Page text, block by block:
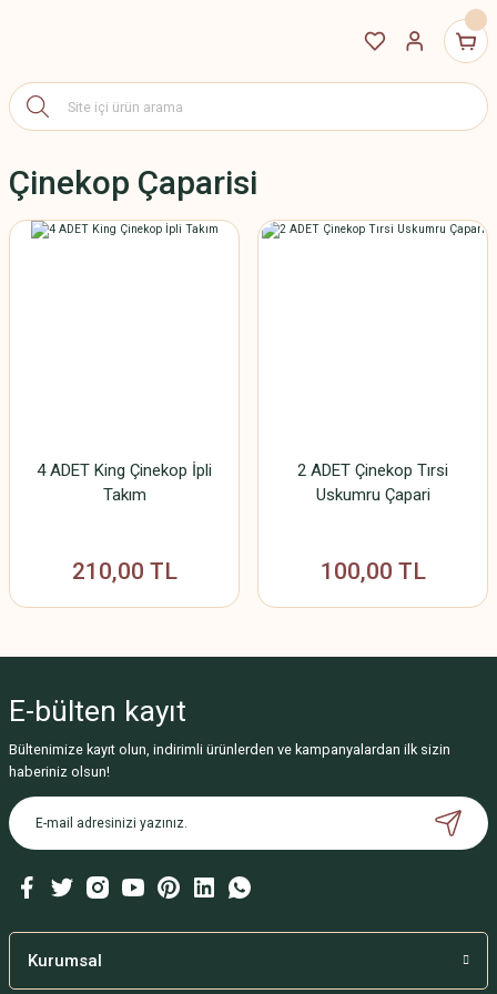
Çinekop Çaparisi
4 ADET King Çinekop İpli
Takım
210,00 TL
2 ADET Çinekop Tırsi
Uskumru Çapari
100,00 TL
E-bülten kayıt
Bültenimize kayıt olun, indirimli ürünlerden ve kampanyalardan ilk sizin
haberiniz olsun!
Kurumsal